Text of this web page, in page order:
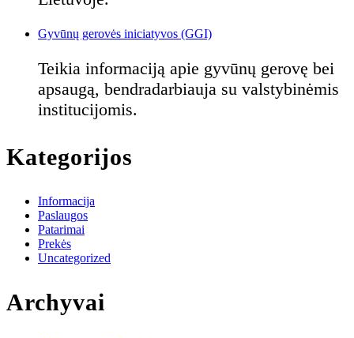
Gyvūnų gerovės iniciatyvos (GGI)
Teikia informaciją apie gyvūnų gerovę bei
apsaugą, bendradarbiauja su valstybinėmis
institucijomis.
Kategorijos
Informacija
Paslaugos
Patarimai
Prekės
Uncategorized
Archyvai